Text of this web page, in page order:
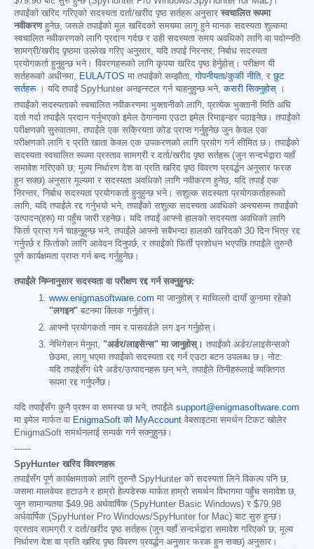
तपाईंको खरिद गरिएको सदस्यता दर्ता/खरीद पृष्ठ सर्तहरू अनुसार स्वचालित रूपमा
नवीकरणहुनेछ, जसले तपाईंको मूल खरिदको समयमा लागू हुने मानक सदस्यता शुल्कमा
स्वचालित नवीकरणको लागि प्रदान गर्दछ र उही सदस्यता समय अवधिको लागि वा पदोन्नति
सामग्री/खरीद पृष्ठमा उल्लेख गरिए अनुसार, यदि तपाईं निरन्तर, निर्बाध सदस्यता
प्रयोगकर्ता हुनुहुन्छ भने। विवरणहरूको लागि कृपया खरिद पृष्ठ हेर्नुहोस्। परीक्षण यी
सर्तहरूको अधीनमा,
EULA/TOS मा तपाईंको सम्झौता,गोपनीयता/कुकी नीति, रछुट
सर्तहरू। यदि तपाईं SpyHunter अनइन्स्टल गर्न चाहनुहुन्छ भने,कसरी सिक्नुहोस् ।
तपाईंको सदस्यताको स्वचालित नवीकरणमा भुक्तानीको लागि, प्रत्येक भुक्तानी मिति अघि
दर्ता गर्दा तपाईंले प्रदान गर्नुभएको इमेल ठेगानामा एउटा इमेल रिमाइन्डर पठाइनेछ। तपाईंको
परीक्षणको सुरुवातमा, तपाईंले एक सक्रियता कोड प्राप्त गर्नुहुनेछ जुन केवल एक
परीक्षणको लागि र प्रति खाता केवल एक उपकरणको लागि प्रयोग गर्न सीमित छ। तपाईंको
सदस्यता स्वचालित रूपमा प्रस्ताव सामग्री र दर्ता/खरीद पृष्ठ सर्तहरू (जुन सन्दर्भद्वारा यहाँ
समावेश गरिएको छ; मूल्य निर्धारण देश वा प्रति खरिद पृष्ठ विवरण प्रवर्द्धन अनुसार फरक
हुन सक्छ) अनुसार मूल्यमा र सदस्यता अवधिको लागि नवीकरण हुनेछ, यदि तपाईं एक
निरन्तर, निर्बाध सदस्यता प्रयोगकर्ता हुनुहुन्छ भने। सशुल्क सदस्यता प्रयोगकर्ताहरूको
लागि, यदि तपाईंले रद्द गर्नुभयो भने, तपाईंको सशुल्क सदस्यता अवधिको अन्त्यसम्म तपाईंको
उत्पादन(हरू) मा पहुँच जारी रहनेछ। यदि तपाईं आफ्नो हालको सदस्यता अवधिको लागि
फिर्ता प्राप्त गर्न चाहनुहुन्छ भने, तपाईंले आफ्नो सबैभन्दा हालको खरिदको 30 दिन भित्र रद्द
गर्नुपर्छ र फिर्ताको लागि आवेदन दिनुपर्छ, र तपाईंको फिर्ती प्रशोधन भएपछि तपाईंले तुरुन्तै
पूर्ण कार्यक्षमता प्राप्त गर्न बन्द गर्नुहुनेछ।
तपाईंले निम्नानुसार सदस्यता वा परीक्षण रद्द गर्न सक्नुहुन्छ:
www.enigmasoftware.com मा जानुहोस् र माथिल्लो दायाँ कुनामा रहेको
"लगइन" बटनमा क्लिक गर्नुहोस्।
आफ्नो प्रयोगकर्ता नाम र पासवर्डले लग इन गर्नुहोस्।
नेभिगेसन मेनुमा, "अर्डर/लाइसेन्स" मा जानुहोस्। तपाईंको अर्डर/लाइसेन्सको
छेउमा, लागू भएमा तपाईंको सदस्यता रद्द गर्न एउटा बटन उपलब्ध छ। नोट:
यदि तपाईंसँग धेरै अर्डर/उत्पादनहरू छन् भने, तपाईंले तिनीहरूलाई व्यक्तिगत
रूपमा रद्द गर्नुपर्नेछ।
यदि तपाईंसँग कुनै प्रश्न वा समस्या छ भने, तपाईंले support@enigmasoftware.com
मा इमेल मार्फत वा EnigmaSoft को MyAccount वेबसाइटमा समर्थन टिकट खोलेर
EnigmaSoft समर्थनलाई सम्पर्क गर्न सक्नुहुन्छ।
------
SpyHunter खरिद विवरणहरू
तपाईंसँग पूर्ण कार्यक्षमताको लागि तुरुन्तै SpyHunter को सदस्यता लिने विकल्प पनि छ,
जसमा मालवेयर हटाउने र हाम्रो हेल्पडेस्क मार्फत हाम्रो समर्थन विभागमा पहुँच समावेश छ,
जुन सामान्यतया $49.98 अर्धवार्षिक (SpyHunter Basic Windows) र $79.98
अर्धवार्षिक (SpyHunter Pro Windows/SpyHunter for Mac) बाट सुरु हुन्छ।
प्रस्ताव सामग्री र दर्ता/खरीद पृष्ठ सर्तहरू (जुन यहाँ सन्दर्भद्वारा समावेश गरिएको छ; मूल्य
निर्धारण देश वा प्रति खरिद पृष्ठ विवरण प्रवर्द्धन अनुसार फरक हुन सक्छ) अनुसार।